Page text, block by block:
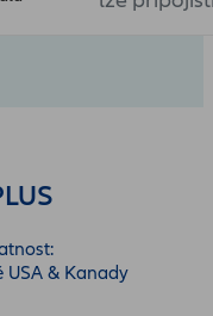
USA & Kanady